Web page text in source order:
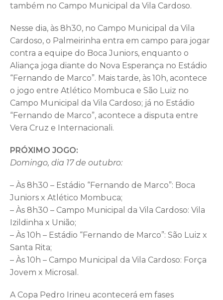
também no Campo Municipal da Vila Cardoso.
Nesse dia, às 8h30, no Campo Municipal da Vila
Cardoso, o Palmeirinha entra em campo para jogar
contra a equipe do Boca Juniors, enquanto o
Aliança joga diante do Nova Esperança no Estádio
“Fernando de Marco”. Mais tarde, às 10h, acontece
o jogo entre Atlético Mombuca e São Luiz no
Campo Municipal da Vila Cardoso; já no Estádio
“Fernando de Marco”, acontece a disputa entre
Vera Cruz e Internacionali.
PRÓXIMO JOGO:
Domingo, dia 17 de outubro:
– Às 8h30 – Estádio “Fernando de Marco”: Boca
Juniors x Atlético Mombuca;
– Às 8h30 – Campo Municipal da Vila Cardoso: Vila
Izildinha x União;
– Às 10h – Estádio “Fernando de Marco”: São Luiz x
Santa Rita;
– Às 10h – Campo Municipal da Vila Cardoso: Força
Jovem x Microsal.
A Copa Pedro Irineu acontecerá em fases